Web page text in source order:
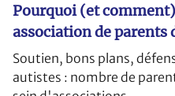
Pourquoi (et
association de parents
Soutien, bons plans,
autistes : nombre de